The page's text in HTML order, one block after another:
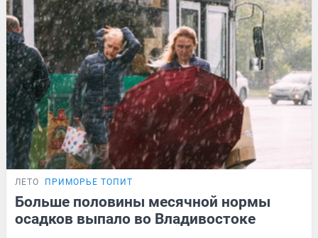
ЛЕТО ПРИМОРЬЕ ТОПИТ
Больше половины месячной нормы
осадков выпало во Владивостоке